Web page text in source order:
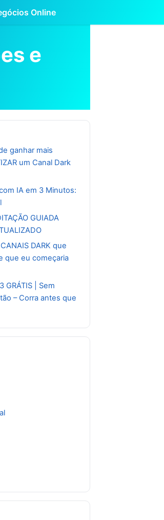
Online
e
ganhar mais
um Canal Dark
IA em 3 Minutos:
GUIADA
DARK que
que eu começaria
GRÁTIS | Sem
– Corra antes que